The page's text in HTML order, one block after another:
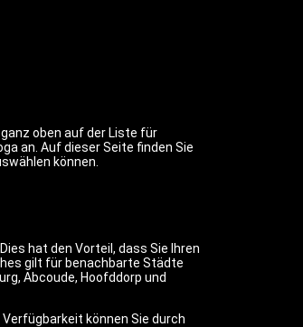
oben auf der Liste für
an. Auf dieser Seite finden Sie
können.
hat den Vorteil, dass Sie Ihren
gilt für benachbarte Städte
Abcoude, Hoofddorp und
können Sie durch